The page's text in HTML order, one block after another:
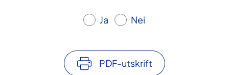
Ja Nei
PDF-utskrift